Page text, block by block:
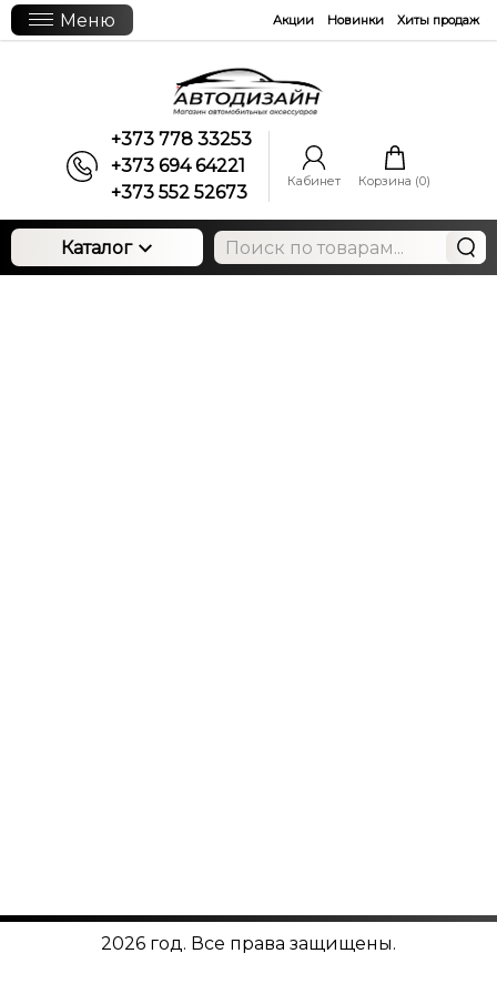
Меню Акции Новинки Хиты продаж
+373 778 33253
+373 694 64221
+373 552 52673
Кабинет Корзина (0)
Каталог
2026 год. Все права защищены.